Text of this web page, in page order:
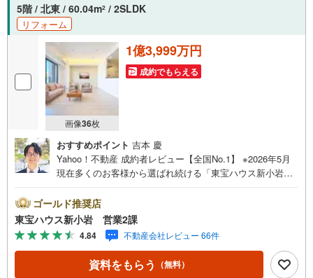
5階 / 北東 / 60.04m2 / 2SLDK
リフォーム
画像36枚
1億3,999万円
成約でもらえる
おすすめポイント 吉本 慶
Yahoo！不動産 成約者レビュー【全国No.1】 ※2026年5月
現在多くのお客様から選ばれ続ける「東宝ハウス新小岩」
見学OK■営業時間内（9:00～20:00）はお電話でのご連絡が
スムーズです。ご自宅への送迎・最寄駅でのお待ち合わせ
等、お気軽にご相談ください。 選ばれる3つの「圧倒的メ
リット」 （1）【業界最低水準の提携住宅ローン】「他社
で断られた」「借入がある」方も独自審査で多数承認！優
遇金利と各種手数料0円でお得に。（2）【未来カレンダー
ゴールド推奨店
東宝ハウス新小岩 営業2課
4.84 不動産会社レビュー 66件
資料をもらう （無料）